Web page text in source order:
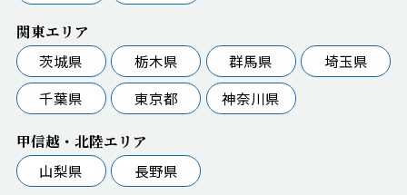
関東エリア
茨城県
栃木県 群馬県
埼玉県
千葉県
東京都 神奈川県
甲信越・北陸エリア
山梨県
長野県